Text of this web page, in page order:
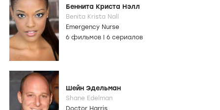
Беннита Криста Нэлл
Benita Krista Nall
Emergency Nurse
6 фильмов
6 сериалов
Шейн Эдельман
Shane Edelman
Doctor Harris